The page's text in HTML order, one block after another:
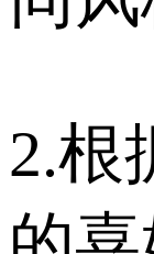
2.根